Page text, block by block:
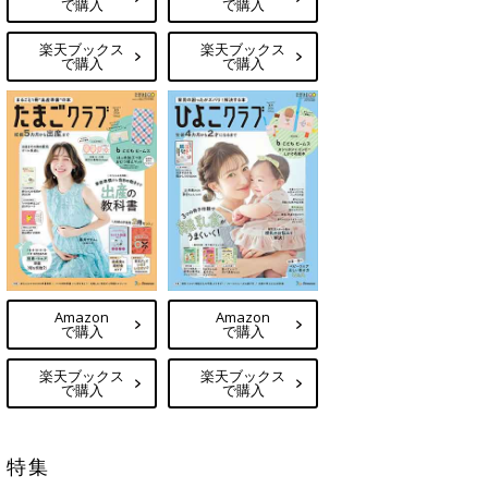
で購入
楽天ブックス
で購入
で購入
楽天ブックス
で購入
Amazon
で購入
楽天ブックス
で購入
Amazon
で購入
楽天ブックス
で購入
特集